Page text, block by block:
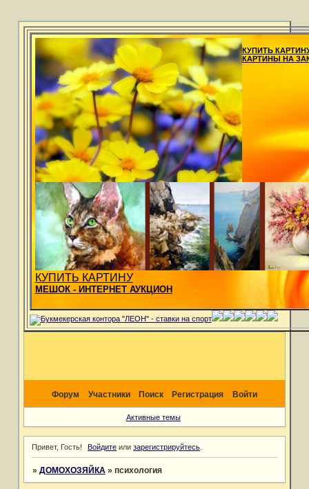
КУПИТЬ
КАРТИНЫ НА
КУПИТЬ КАРТИНУ
МЕШОК - ИНТЕРНЕТ АУКЦИОН
Форум Участники Поиск Регистрация Войти
Активные темы
Привет, Гость! Войдите илизарегистрируйтесь
» ДОМОХОЗЯЙКА » психология